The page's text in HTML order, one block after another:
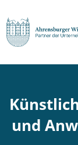
und